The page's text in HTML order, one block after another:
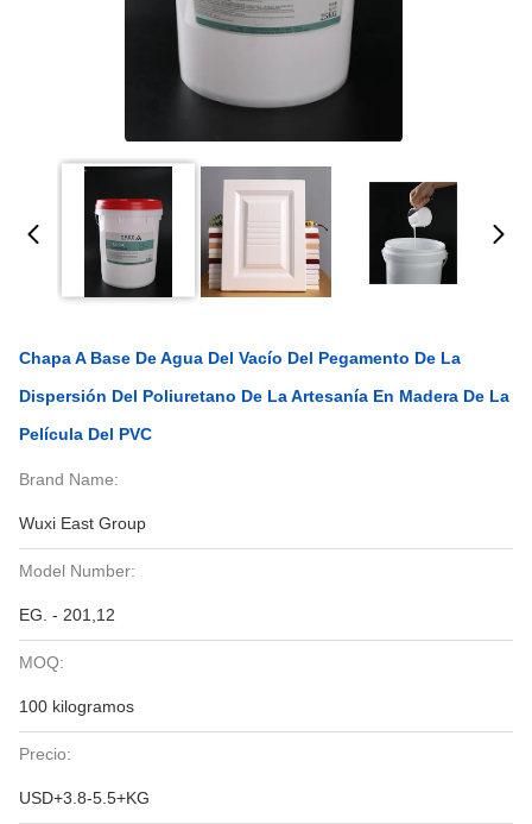
Chapa A Base De Agua Del Vacío Del Pegamento De La
Dispersión Del Poliuretano De La Artesanía En Madera De La
Película Del PVC
Brand Name:
Wuxi East Group
Model Number:
EG. - 201,12
MOQ:
100 kilogramos
Precio:
USD+3.8-5.5+KG